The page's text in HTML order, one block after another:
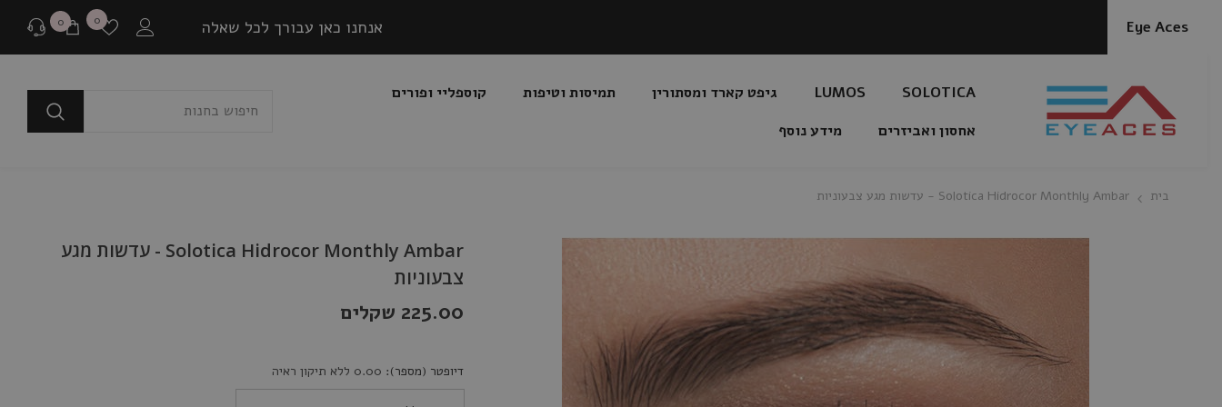
Eye Aces אנחנו כאן עבורך לכל שאלה 0 רשימת
משאלות
0
0
פריטים
בכל שאלה או התלבטות ניתן ליצור איתנו קשר במגוון
או לבקר בדף שאלות ותשובות שלנו
משלוח שמתעכב, ניתן ליצור איתנו קשר ישיר באמצעות
SOLOTICA
LUMOS גיפט קארד ומסתורין תמיסות וטיפות
קוספליי ופורים
אחסון ואביזרים
מידע נוסף
בית Solotica Hidrocor Monthly Ambar - עדשות מגע צבעוניות
Solotica Hidrocor Monthly Ambar - עדשות מגע
צבעוניות
225.00 שקלים
דיופטר (מספר): 0.00 ללא תיקון ראיה